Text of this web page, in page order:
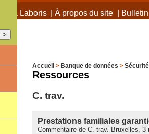
Laboris| À propos du site| Bulletin
Accueil > Banque de données >
Ressources
C. trav.
Prestations familiales
Commentaire de C. trav. Bruxelles,